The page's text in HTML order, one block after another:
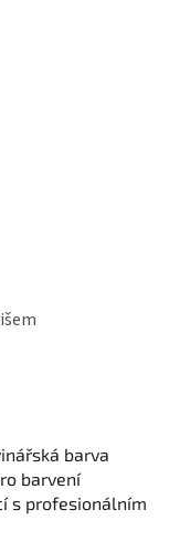
barva
barvení
s profesionálním